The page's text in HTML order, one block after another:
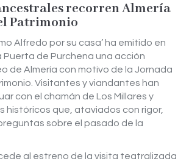
recorren Almería
Patrimonio
Alfredo por su casa’ ha emitido en
de Purchena una acción
de Almería con motivo de la Jornada
Visitantes y viandantes han
con el chamán de Los Millares y
históricos que, ataviados con rigor,
sobre el pasado de la
al estreno de la visita teatralizada